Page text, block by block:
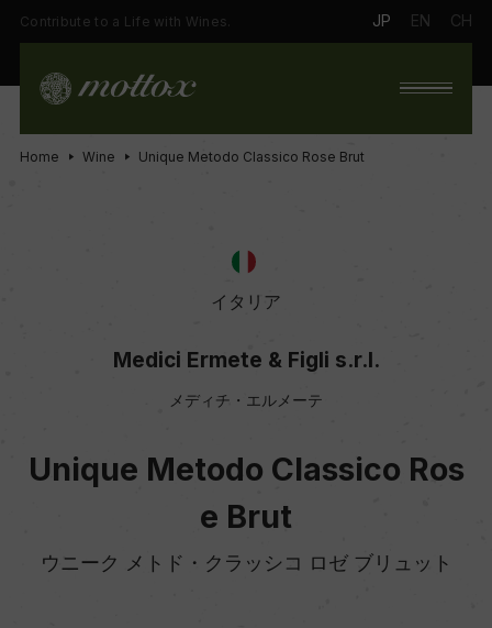
Contribute to a Life with Wines. JP EN CH
Home Wine Unique Metodo Classico Rose Brut
イタリア
Medici Ermete & Figli s.r.l.
メディチ・エルメーテ
Unique Metodo Classico Ros
e Brut
ウニーク メトド・クラッシコ ロゼ ブリュット